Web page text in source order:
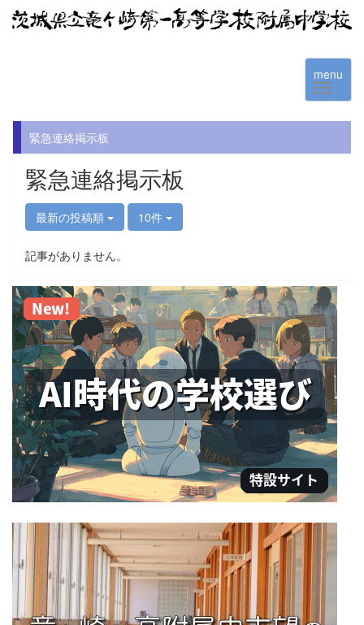
menu
緊急連絡掲示板
緊急連絡掲示板
最新の投稿順 10件
記事がありません。